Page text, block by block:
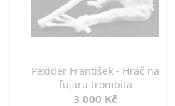
Pexider František - Hráč na
fujaru trombita
3 000 Kč